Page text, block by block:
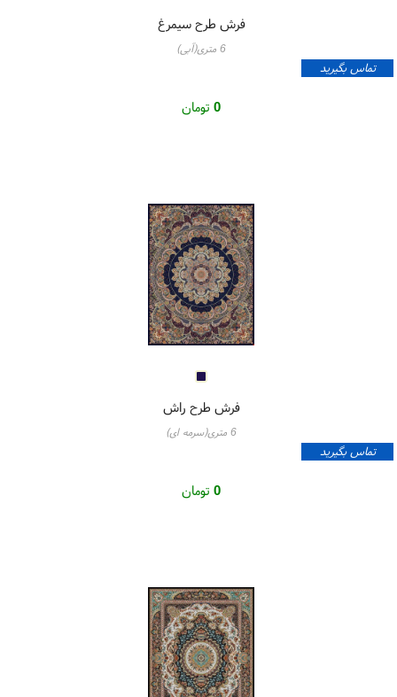
فرش طرح سیمرغ
6 متری(آبی)
تماس بگیرید
0تومان
فرش طرح راش
6 متری(سرمه ای)
تماس بگیرید
0تومان